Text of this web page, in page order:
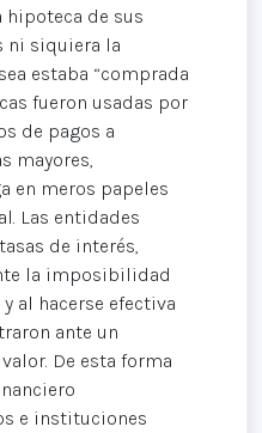
hipoteca de sus
ni siquiera la
estaba “comprada
fueron usadas por
de pagos a
mayores,
en meros papeles
Las entidades
de interés,
la imposibilidad
al hacerse efectiva
ante un
De esta forma
e instituciones